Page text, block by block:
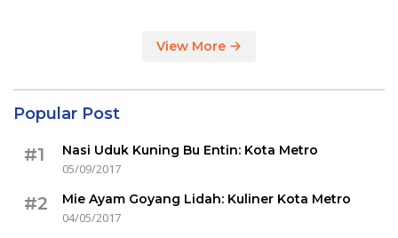
View More
Popular Post
#1
Nasi Uduk Kuning Bu Entin: Kota Metro
05/09/2017
#2
Mie Ayam Goyang Lidah: Kuliner Kota Metro
04/05/2017